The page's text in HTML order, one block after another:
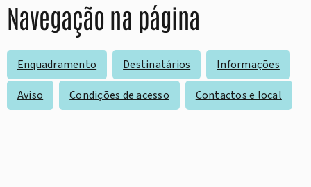
Navegação na página
Enquadramento Destinatários
Informações
Aviso
Condições de acesso Contactos e local